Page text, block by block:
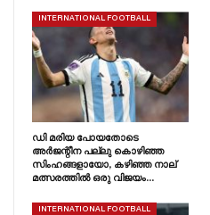
INTERNATIONAL FOOTBALL
ഡി മരിയ പോയതോടെ
അർജന്റീന പല്ലു കൊഴിഞ്ഞ
സിംഹങ്ങളായോ, കഴിഞ്ഞ നാല്
മത്സരത്തിൽ ഒരു വിജയം…
INTERNATIONAL FOOTBALL